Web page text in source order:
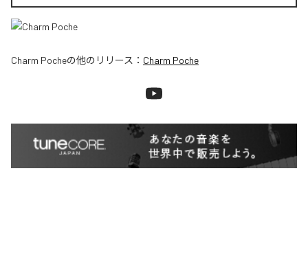
Charm Pocheの他のリリース： Charm Poche